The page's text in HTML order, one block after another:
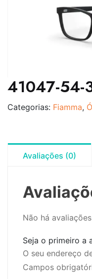
41047-54-
Categorias: Fiamma,
Avaliações (0)
Não há
Seja o primeiro a
O seu endereço
Campos